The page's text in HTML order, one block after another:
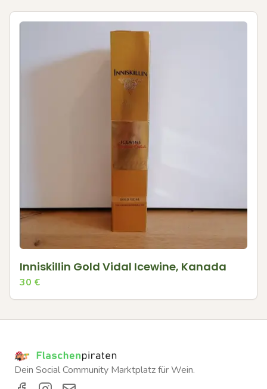
Inniskillin Gold Vidal Icewine, Kanada
30 €
Dein Social Community Marktplatz für Wein.